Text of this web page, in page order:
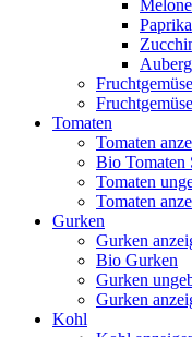
Tomaten
Tomaten
Bio Tomaten
Tomaten
Tomaten
Gurken
Gurken
Bio Gurken
Gurken
Gurken
Kohl